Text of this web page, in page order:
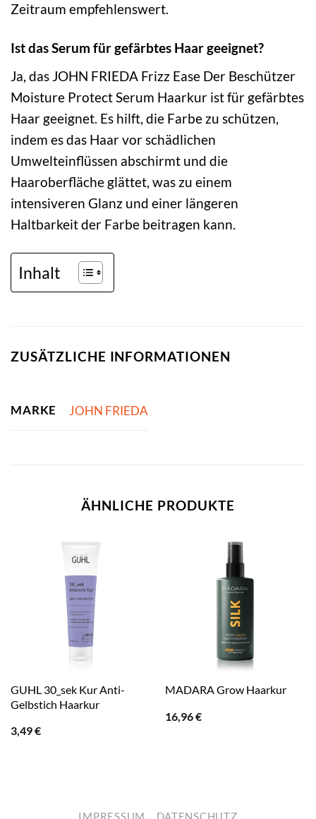
Zeitraum empfehlenswert.
Ist das Serum für gefärbtes Haar geeignet?
Ja, das JOHN FRIEDA Frizz Ease Der Beschützer
Moisture Protect Serum Haarkur ist für gefärbtes
Haar geeignet. Es hilft, die Farbe zu schützen,
indem es das Haar vor schädlichen
Umwelteinflüssen abschirmt und die
Haaroberfläche glättet, was zu einem
intensiveren Glanz und einer längeren
Haltbarkeit der Farbe beitragen kann.
Inhalt
ZUSÄTZLICHE INFORMATIONEN
MARKE JOHN FRIEDA
ÄHNLICHE PRODUKTE
GUHL 30_sek Kur Anti-
Gelbstich Haarkur
3,49€
MADARA Grow Haarkur
16,96€
IMPRESSUM DATENSCHUTZ